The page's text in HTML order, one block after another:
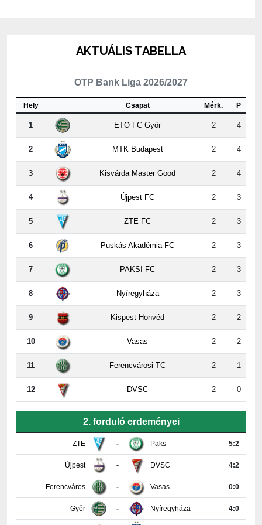
AKTUÁLIS TABELLA
OTP Bank Liga 2026/2027
Hely Csapat Mérk. P
1 ETO FC Győr 2 4
2 MTK Budapest 2 4
3 Kisvárda Master Good 2 4
4 Újpest FC 2 3
5 ZTE FC 2 3
6 Puskás Akadémia FC 2 3
7 PAKSI FC 2 3
8 Nyíregyháza 2 3
9 Kispest-Honvéd 2 2
10 Vasas 2 2
11 Ferencvárosi TC 2 1
12 DVSC 2 0
2. forduló erdeményei
ZTE - Paks 5:2
Újpest - DVSC 4:2
Ferencváros - Vasas 0:0
Győr - Nyíregyháza 4:0